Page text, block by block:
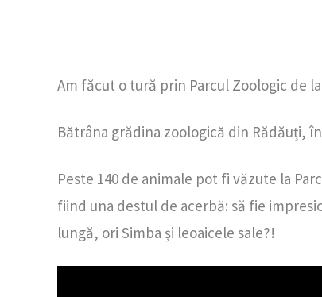
Am făcut o tură prin Parcul Zoologic de
Bătrâna grădina zoologică din Rădăuți,
Peste 140 de animale pot fi văzute la
fiind una destul de acerbă: să fie
lungă, ori Simba și leoaicele sale?!